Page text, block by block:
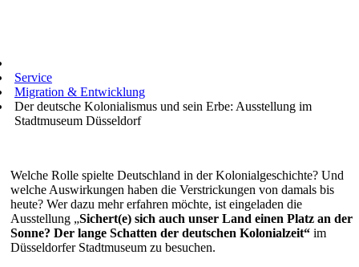
Service
Migration & Entwicklung
Der deutsche Kolonialismus und sein Erbe: Ausstellung im
Stadtmuseum Düsseldorf
Welche Rolle spielte Deutschland in der Kolonialgeschichte? Und
welche Auswirkungen haben die Verstrickungen von damals bis
heute? Wer dazu mehr erfahren möchte, ist eingeladen die
Ausstellung „Sichert(e) sich auch unser Land einen Platz an der
Sonne? Der lange Schatten der deutschen Kolonialzeit“ im
Düsseldorfer Stadtmuseum zu besuchen.